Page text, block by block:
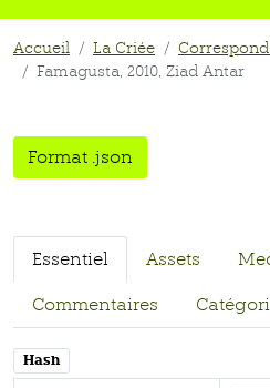
Accueil La Criée
Famagusta, 2010, Ziad Antar
Format .json
Essentiel Assets
Commentaires
Hash